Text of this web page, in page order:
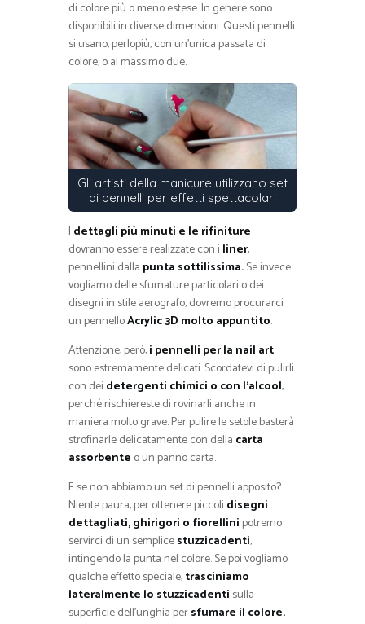
di colore più o meno estese. In genere sono
disponibili in diverse dimensioni. Questi pennelli
si usano, perlopiù, con un’unica passata di
colore, o al massimo due.
Gli artisti della manicure utilizzano set
di pennelli per effetti spettacolari
I dettagli più minuti e le rifiniture
dovranno essere realizzate con i liner,
pennellini dalla punta sottilissima.Se invece
vogliamo delle sfumature particolari o dei
disegni in stile aerografo, dovremo procurarci
un pennelloAcrylic 3D molto appuntito.
Attenzione, però;i pennelli per la nail art
sono estremamente delicati. Scordatevi di pulirli
con dei detergenti chimici o con l’alcool,
perché rischiereste di rovinarli anche in
maniera molto grave. Per pulire le setole basterà
strofinarle delicatamente con della carta
assorbente o un panno carta.
E se non abbiamo un set di pennelli apposito?
Niente paura, per ottenere piccoli disegni
dettagliati, ghirigori o fiorellini potremo
servirci di un semplicestuzzicadenti,
intingendo la punta nel colore. Se poi vogliamo
qualche effetto speciale,trasciniamo
lateralmente lo stuzzicadenti sulla
superficie dell’unghia persfumare il colore.